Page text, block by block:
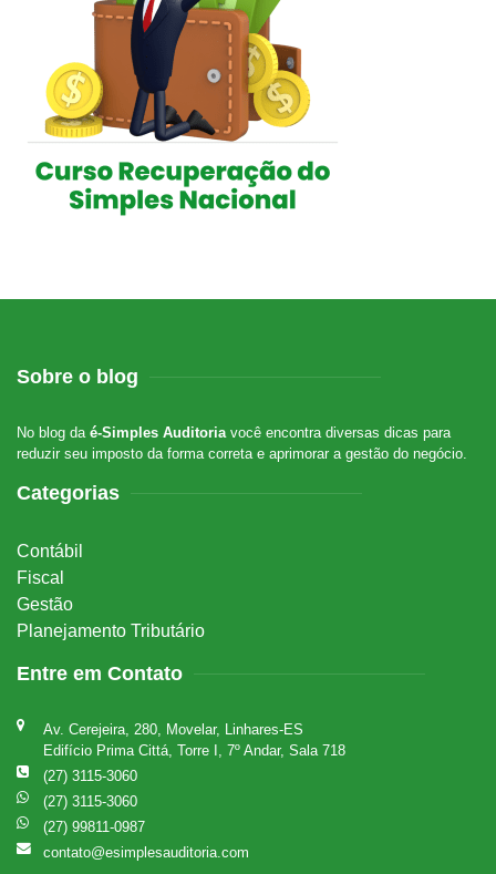
Sobre o blog
No blog da é-Simples Auditoria você encontra diversas dicas para
reduzir seu imposto da forma correta e aprimorar a gestão do negócio.
Categorias
Contábil
Fiscal
Gestão
Planejamento Tributário
Entre em Contato
Av. Cerejeira, 280, Movelar, Linhares-ES
Edifício Prima Cittá, Torre I, 7º Andar, Sala 718
(27) 3115-3060
(27) 3115-3060
(27) 99811-0987
contato@esimplesauditoria.com